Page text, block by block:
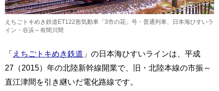
えちごトキめき鉄道ET122形気動車「3市の花」号・普通列車、日本海ひすいラ
イン・谷浜～有間川間
「 えちごトキめき鉄道 」の日本海ひすいラインは、平成
27（2015）年の北陸新幹線開業で、旧・北陸本線の市振～
直江津間を引き継いだ電化路線です。